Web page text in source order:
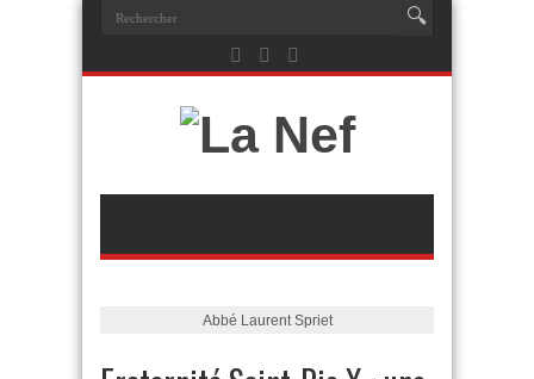
Abbé Laurent Spriet